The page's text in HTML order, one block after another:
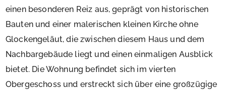
einen besonderen Reiz aus, geprägt von historischen
Bauten und einer malerischen kleinen Kirche ohne
Glockengeläut, die zwischen diesem Haus und dem
Nachbargebäude liegt und einen einmaligen Ausblick
bietet. Die Wohnung befindet sich im vierten
Obergeschoss und erstreckt sich über eine großzügige